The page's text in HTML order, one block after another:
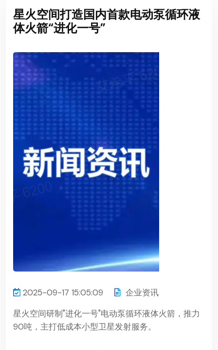
星火空间打造国内首款电动泵循环液
体火箭“进化一号”
2025-09-17 15:05:09
企业资讯
星火空间研制"进化一号"电动泵循环液体火箭，推力
90吨，主打低成本小型卫星发射服务。